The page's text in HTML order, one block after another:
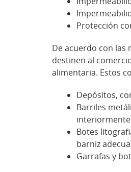
Protección
De acuerdo con las
destinen al
alimentaria. Estos
Depósitos,
Barriles
Botes
barniz
Garrafas y